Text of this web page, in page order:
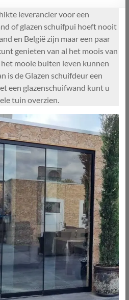
leverancier voor een
of glazen schuifpui hoeft nooit
en België zijn maar een paar
genieten van al het moois van
mooie buiten leven kunnen
is de Glazen schuifdeur een
een glazenschuifwand kunt u
tuin overzien.